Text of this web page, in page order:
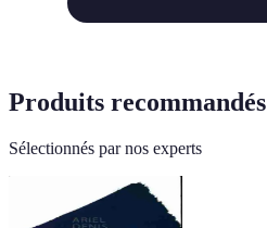
Produits recommandés
Sélectionnés par nos experts